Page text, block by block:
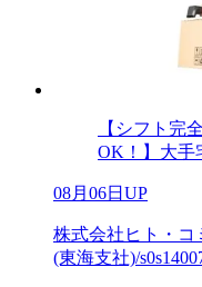
【シフト完
OK！】大手
08月06日UP
株式会社ヒト・コ
(東海支社)/